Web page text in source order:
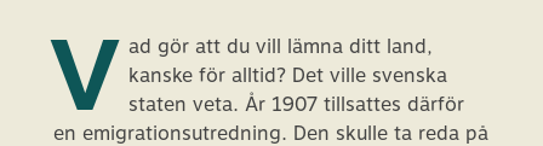
V ad gör att du vill lämna ditt land,
kanske för alltid? Det ville svenska
staten veta. År 1907 tillsattes därför
en emigrationsutredning. Den skulle ta reda på